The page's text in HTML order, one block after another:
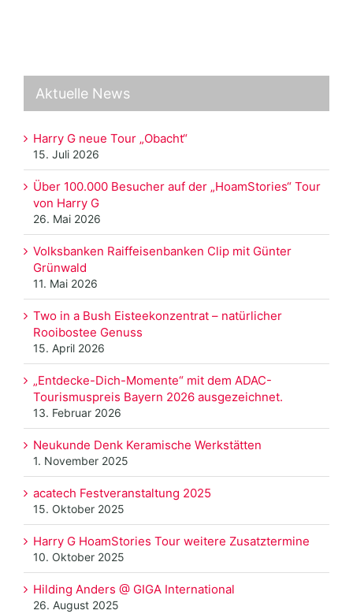
Aktuelle News
Harry G neue Tour „Obacht“
15. Juli 2026
Über 100.000 Besucher auf der „HoamStories“ Tour
von Harry G
26. Mai 2026
Volksbanken Raiffeisenbanken Clip mit Günter
Grünwald
11. Mai 2026
Two in a Bush Eisteekonzentrat – natürlicher
Rooibostee Genuss
15. April 2026
„Entdecke-Dich-Momente“ mit dem ADAC-
Tourismuspreis Bayern 2026 ausgezeichnet.
13. Februar 2026
Neukunde Denk Keramische Werkstätten
1. November 2025
acatech Festveranstaltung 2025
15. Oktober 2025
Harry G HoamStories Tour weitere Zusatztermine
10. Oktober 2025
Hilding Anders @ GIGA International
26. August 2025